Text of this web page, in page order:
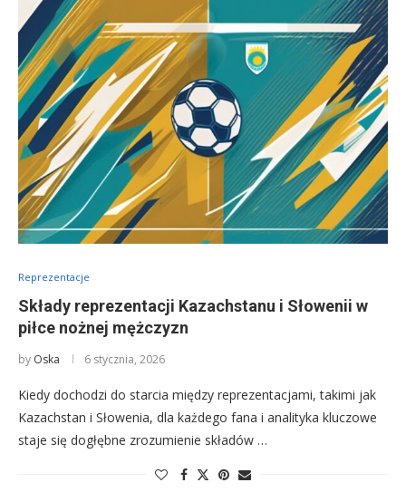
Reprezentacje
Składy reprezentacji Kazachstanu i Słowenii w
piłce nożnej mężczyzn
by Oska 6 stycznia, 2026
Kiedy dochodzi do starcia między reprezentacjami, takimi jak
Kazachstan i Słowenia, dla każdego fana i analityka kluczowe
staje się dogłębne zrozumienie składów …